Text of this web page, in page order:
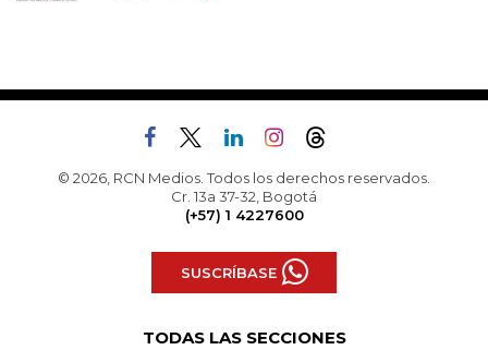
© 2026, RCN Medios. Todos los derechos reservados.
Cr. 13a 37-32, Bogotá
(+57) 1 4227600
SUSCRÍBASE
TODAS LAS SECCIONES